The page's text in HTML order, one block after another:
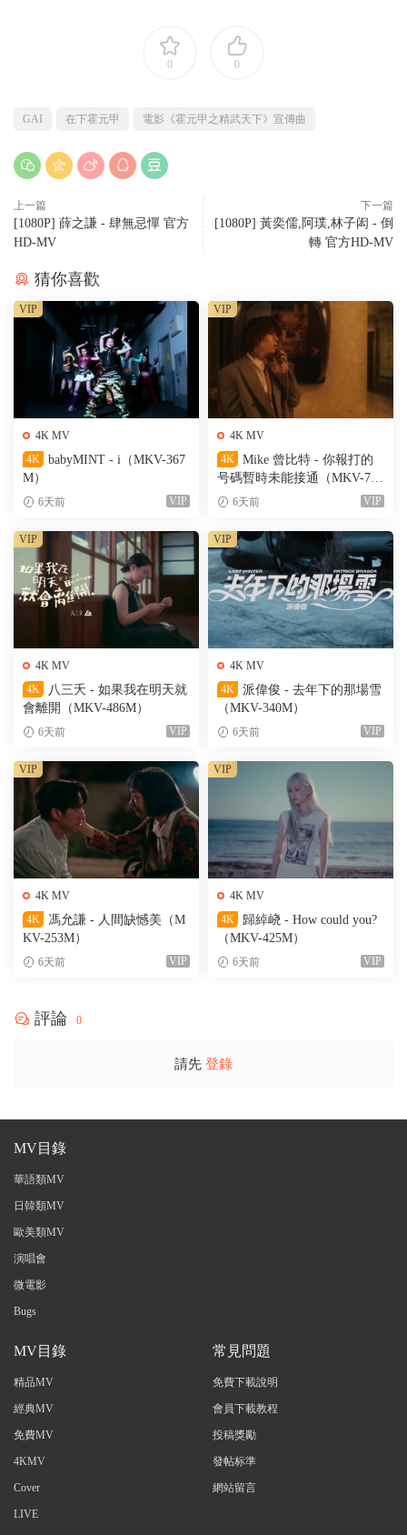
0 0
GAI 在下霍元甲 電影《霍元甲之精武天下》宣傳曲
上一篇
[1080P] 薛之謙 - 肆無忌憚 官方
HD-MV
下一篇
[1080P] 黃奕儒,阿璞,林子闳 - 倒
轉 官方HD-MV
猜你喜歡
4K MV
4K
babyMINT - i（MKV-367
M）
6天前 VIP
VIP
4K MV
4K
Mike 曾比特 - 你報打的
号碼暫時未能接通（MKV-701
M）6天前 VIP
VIP
4K MV
4K
八三夭 - 如果我在明天就
會離開（MKV-486M）
6天前 VIP
VIP
4K MV
4K
派偉俊 - 去年下的那場雪
（MKV-340M）
6天前 VIP
VIP
4K MV
4K
馮允謙 - 人間缺憾美（M
KV-253M）
6天前 VIP
VIP
4K MV
4K
歸綽峣 - How could you?
（MKV-425M）
6天前 VIP
VIP
評論 0
請先 登錄
MV目錄
華語類MV
日韓類MV
歐美類MV
演唱會
微電影
Bugs
MV目錄
精品MV
經典MV
免費MV
4KMV
Cover
LIVE
常見問題
免費下載說明
會員下載教程
投稿獎勵
發帖标準
網站留言